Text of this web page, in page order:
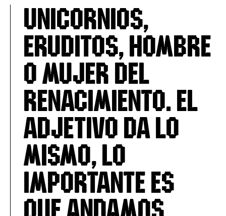
unicornios,
eruditos, hombre
o mujer del
renacimiento. El
adjetivo da lo
mismo, LO
importante es
que andamos